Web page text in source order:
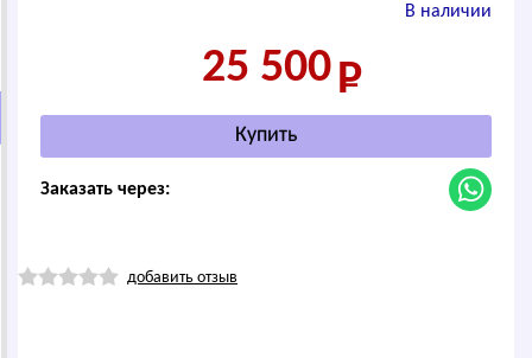
В наличии
25 500
Заказать через:
добавить отзыв